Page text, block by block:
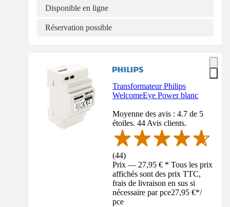
Disponible en ligne
Réservation possible
Transformateur Philips
WelcomeEye Power blanc
Moyenne des avis : 4.7 de 5
étoiles. 44 Avis clients.
(44)
Prix — 27,95 € * Tous les prix
affichés sont des prix TTC,
frais de livraison en sus si
nécessaire par pce27,95 €*/
pce